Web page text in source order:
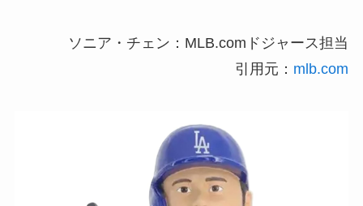
ソニア・チェン：MLB.comドジャース担当
引用元： mlb.com